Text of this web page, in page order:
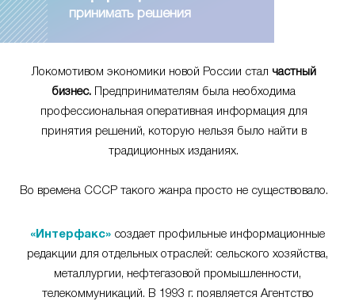
принимать решения
Локомотивом экономики новой России стал частный
бизнес. Предпринимателям была необходима
профессиональная оперативная информация для
принятия решений, которую нельзя было найти в
традиционных изданиях.
Во времена СССР такого жанра просто не существовало.
«Интерфакс» создает профильные информационные
редакции для отдельных отраслей: сельского хозяйства,
металлургии, нефтегазовой промышленности,
телекоммуникаций. В 1993 г. появляется Агентство